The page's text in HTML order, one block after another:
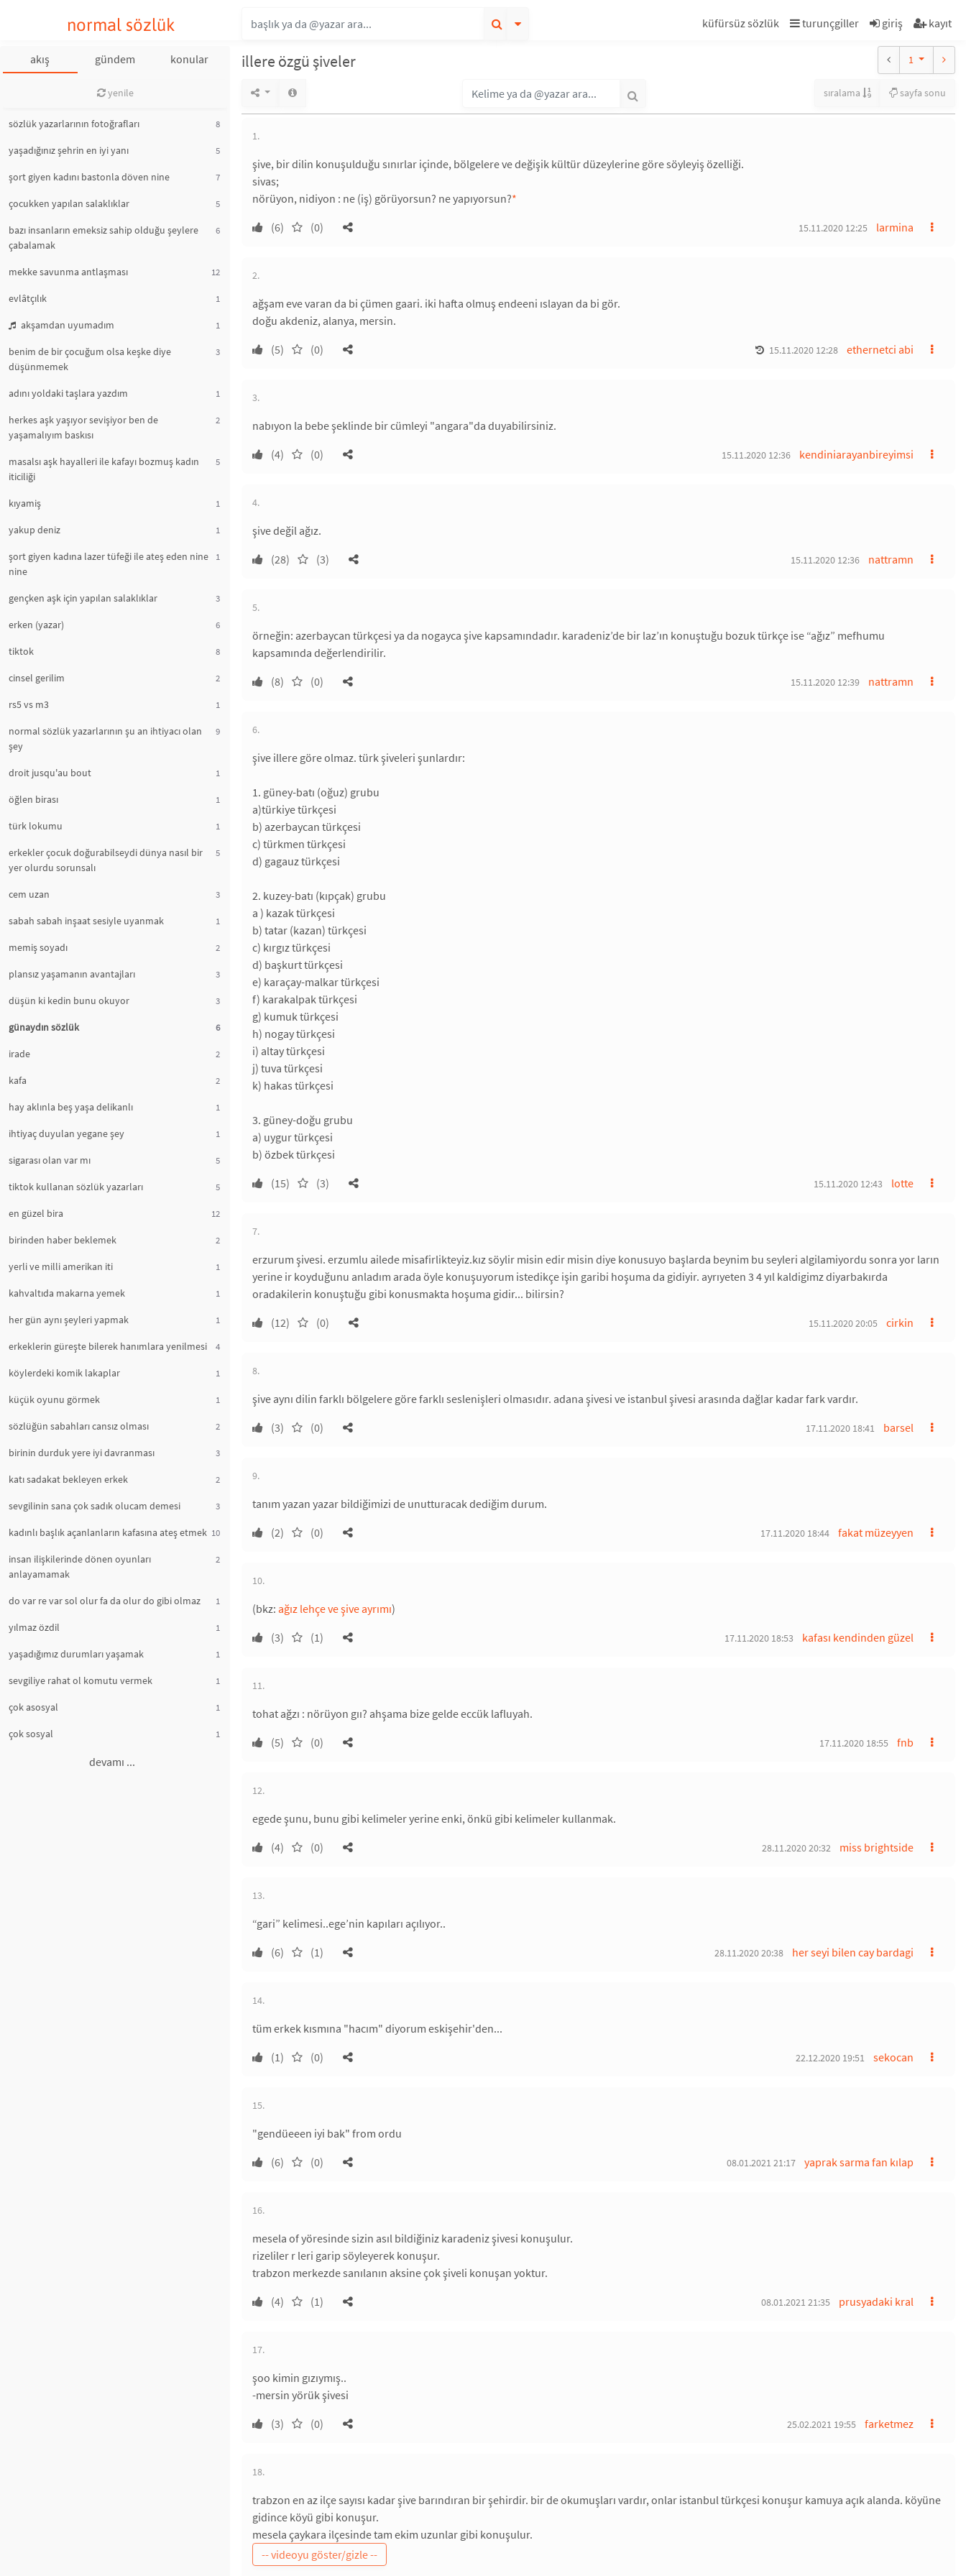
normal sözlük küfürsüz sözlük turunçgiller giriş kayıt
akış gündem konular
yenile
sözlük yazarlarının fotoğrafları 8
yaşadığınız şehrin en iyi yanı 5
şort giyen kadını bastonla döven nine 7
çocukken yapılan salaklıklar 5
bazı insanların emeksiz sahip olduğu şeylere
çabalamak
6
mekke savunma antlaşması 12
evlâtçılık 1
akşamdan uyumadım 1
benim de bir çocuğum olsa keşke diye
düşünmemek
3
adını yoldaki taşlara yazdım 1
herkes aşk yaşıyor sevişiyor ben de
yaşamalıyım baskısı
2
masalsı aşk hayalleri ile kafayı bozmuş kadın
iticiliği
5
kıyamiş 1
yakup deniz 1
şort giyen kadına lazer tüfeği ile ateş eden nine
nine
1
gençken aşk için yapılan salaklıklar 3
erken (yazar) 6
tiktok 8
cinsel gerilim 2
rs5 vs m3 1
normal sözlük yazarlarının şu an ihtiyacı olan
şey
9
droit jusqu'au bout 1
öğlen birası 1
türk lokumu 1
erkekler çocuk doğurabilseydi dünya nasıl bir
yer olurdu sorunsalı
5
cem uzan 3
sabah sabah inşaat sesiyle uyanmak 1
memiş soyadı 2
plansız yaşamanın avantajları 3
düşün ki kedin bunu okuyor 3
günaydın sözlük 6
irade 2
kafa 2
hay aklınla beş yaşa delikanlı 1
ihtiyaç duyulan yegane şey 1
sigarası olan var mı 5
tiktok kullanan sözlük yazarları 5
en güzel bira 12
birinden haber beklemek 2
yerli ve milli amerikan iti 1
kahvaltıda makarna yemek 1
her gün aynı şeyleri yapmak 1
erkeklerin güreşte bilerek hanımlara yenilmesi 4
köylerdeki komik lakaplar 1
küçük oyunu görmek 1
sözlüğün sabahları cansız olması 2
birinin durduk yere iyi davranması 3
katı sadakat bekleyen erkek 2
sevgilinin sana çok sadık olucam demesi 3
kadınlı başlık açanlanların kafasına ateş etmek 10
insan ilişkilerinde dönen oyunları
anlayamamak
2
do var re var sol olur fa da olur do gibi olmaz 1
yılmaz özdil 1
yaşadığımız durumları yaşamak 1
sevgiliye rahat ol komutu vermek 1
çok asosyal 1
çok sosyal 1
devamı ...
illere özgü şiveler 1
sıralama sayfa sonu
1.
şive, bir dilin konuşulduğu sınırlar içinde, bölgelere ve değişik kültür düzeylerine göre söyleyiş özelliği.
sivas;
nörüyon, nidiyon : ne (iş) görüyorsun? ne yapıyorsun?*
(6)
(0) larmina
15.11.2020 12:25
2.
ağşam eve varan da bi çümen gaari. iki hafta olmuş endeeni ıslayan da bi gör.
doğu akdeniz, alanya, mersin.
(5)
(0) ethernetci abi
15.11.2020 12:28
3.
nabıyon la bebe şeklinde bir cümleyi "angara"da duyabilirsiniz.
(4)
(0) kendiniarayanbireyimsi
15.11.2020 12:36
4.
şive değil ağız.
(28)
(3) nattramn
15.11.2020 12:36
5.
örneğin: azerbaycan türkçesi ya da nogayca şive kapsamındadır. karadeniz’de bir laz’ın konuştuğu bozuk türkçe ise “ağız” mefhumu
kapsamında değerlendirilir.
(8)
(0) nattramn
15.11.2020 12:39
6.
şive illere göre olmaz. türk şiveleri şunlardır:
1. güney-batı (oğuz) grubu
a)türkiye türkçesi
b) azerbaycan türkçesi
c) türkmen türkçesi
d) gagauz türkçesi
2. kuzey-batı (kıpçak) grubu
a ) kazak türkçesi
b) tatar (kazan) türkçesi
c) kırgız türkçesi
d) başkurt türkçesi
e) karaçay-malkar türkçesi
f) karakalpak türkçesi
g) kumuk türkçesi
h) nogay türkçesi
i) altay türkçesi
j) tuva türkçesi
k) hakas türkçesi
3. güney-doğu grubu
a) uygur türkçesi
b) özbek türkçesi
(15)
(3) lotte
15.11.2020 12:43
7.
erzurum şivesi. erzumlu ailede misafirlikteyiz.kız söylir misin edir misin diye konusuyo başlarda beynim bu seyleri algilamiyordu sonra yor ların
yerine ir koyduğunu anladım arada öyle konuşuyorum istedikçe işin garibi hoşuma da gidiyir. ayrıyeten 3 4 yıl kaldigimz diyarbakırda
oradakilerin konuştuğu gibi konusmakta hoşuma gidir... bilirsin?
(12)
(0) cirkin
15.11.2020 20:05
8.
şive aynı dilin farklı bölgelere göre farklı seslenişleri olmasıdır. adana şivesi ve istanbul şivesi arasında dağlar kadar fark vardır.
(3)
(0) barsel
17.11.2020 18:41
9.
tanım yazan yazar bildiğimizi de unutturacak dediğim durum.
(2)
(0) fakat müzeyyen
17.11.2020 18:44
10.
(bkz: ağız lehçe ve şive ayrımı)
(3)
(1) kafası kendinden güzel
17.11.2020 18:53
11.
tohat ağzı : nörüyon gıı? ahşama bize gelde eccük lafluyah.
(5)
(0) fnb
17.11.2020 18:55
12.
egede şunu, bunu gibi kelimeler yerine enki, önkü gibi kelimeler kullanmak.
(4)
(0) miss brightside
28.11.2020 20:32
13.
“gari” kelimesi..ege’nin kapıları açılıyor..
(6)
(1) her seyi bilen cay bardagi
28.11.2020 20:38
14.
tüm erkek kısmına "hacım" diyorum eskişehir'den...
(1)
(0) sekocan
22.12.2020 19:51
15.
"gendüeeen iyi bak" from ordu
(6)
(0) yaprak sarma fan kılap
08.01.2021 21:17
16.
mesela of yöresinde sizin asıl bildiğiniz karadeniz şivesi konuşulur.
rizeliler r leri garip söyleyerek konuşur.
trabzon merkezde sanılanın aksine çok şiveli konuşan yoktur.
(4)
(1) prusyadaki kral
08.01.2021 21:35
17.
şoo kimin gızıymış..
-mersin yörük şivesi
(3)
(0) farketmez
25.02.2021 19:55
18.
trabzon en az ilçe sayısı kadar şive barındıran bir şehirdir. bir de okumuşları vardır, onlar istanbul türkçesi konuşur kamuya açık alanda. köyüne
gidince köyü gibi konuşur.
mesela çaykara ilçesinde tam ekim uzunlar gibi konuşulur.